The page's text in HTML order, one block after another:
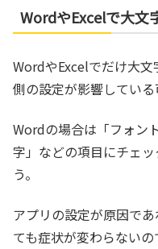
WordやExcelで大文
WordやExcelでだけ大
側の設定が影響している
Wordの場合は「フォン
字」などの項目にチェ
う。
アプリの設定が原因で
ても症状が変わらない